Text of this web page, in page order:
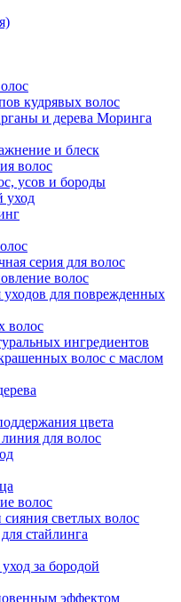
кудрявых волос
и дерева Моринга
и блеск
волос
усов и бороды
уход
серия для волос
волос
для поврежденных
волос
ингредиентов
волос с маслом
цвета
для волос
волос
светлых волос
стайлинга
за бородой
эффектом